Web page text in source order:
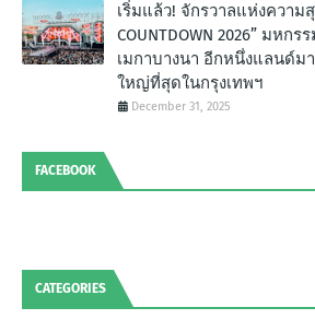
เริ่มแล้ว! จักรวาลแห่งความสุ
COUNTDOWN 2026” มหก
เมกาบางนา อีกหนึ่งแลนด์ม
ใหญ่ที่สุดในกรุงเทพฯ
December 31, 2025
FACEBOOK
CATEGORIES